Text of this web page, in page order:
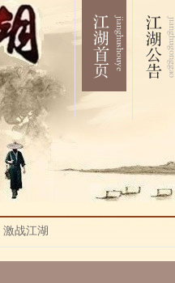
激战江湖